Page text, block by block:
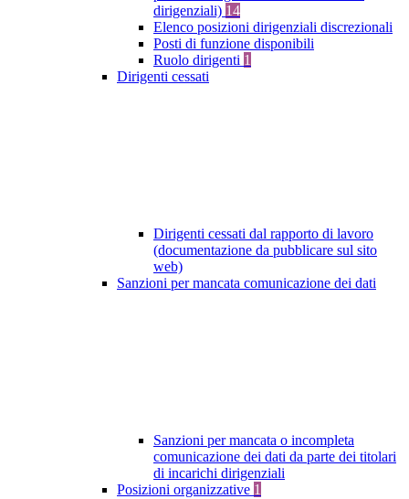
dirigenziali) 14
Elenco posizioni dirigenziali discrezionali
Posti di funzione disponibili
Ruolo dirigenti 1
Dirigenti cessati
Dirigenti cessati dal rapporto di lavoro
(documentazione da pubblicare sul sito
web)
Sanzioni per mancata comunicazione dei dati
Sanzioni per mancata o incompleta
comunicazione dei dati da parte dei titolari
di incarichi dirigenziali
Posizioni organizzative 1